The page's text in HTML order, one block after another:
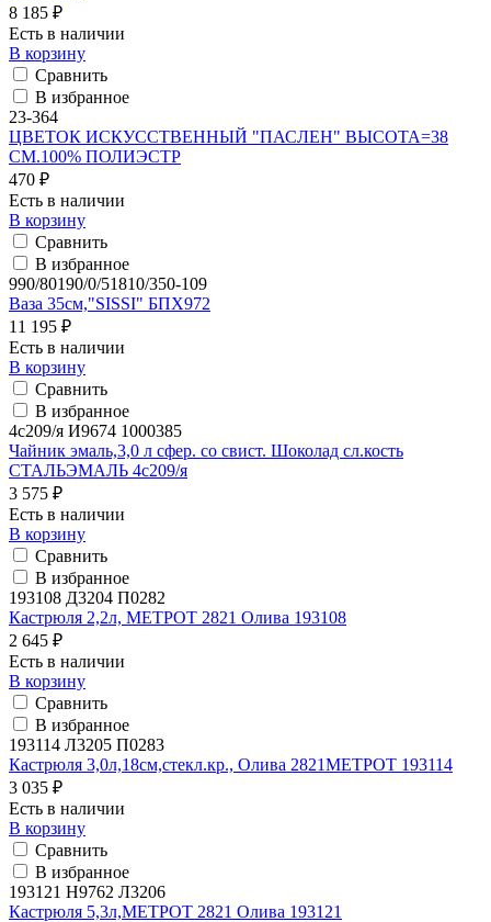
8 185 ₽
Есть в наличии
В корзину
Сравнить
В избранное
23-364
ЦВЕТОК ИСКУССТВЕННЫЙ "ПАСЛЕН" ВЫСОТА=38
СМ.100% ПОЛИЭСТР
470 ₽
Есть в наличии
В корзину
Сравнить
В избранное
990/80190/0/51810/350-109
Ваза 35см,"SISSI" БПХ972
11 195 ₽
Есть в наличии
В корзину
Сравнить
В избранное
4с209/я И9674 1000385
Чайник эмаль,3,0 л сфер. со свист. Шоколад сл.кость
СТАЛЬЭМАЛЬ 4с209/я
3 575 ₽
Есть в наличии
В корзину
Сравнить
В избранное
193108 Д3204 П0282
Кастрюля 2,2л, МЕТРОТ 2821 Олива 193108
2 645 ₽
Есть в наличии
В корзину
Сравнить
В избранное
193114 Л3205 П0283
Кастрюля 3,0л,18см,стекл.кр., Олива 2821МЕТРОТ 193114
3 035 ₽
Есть в наличии
В корзину
Сравнить
В избранное
193121 H9762 Л3206
Кастрюля 5,3л,МЕТРОТ 2821 Олива 193121